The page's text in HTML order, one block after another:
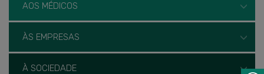
AOS MÉDICOS
ÀS EMPRESAS
À SOCIEDADE